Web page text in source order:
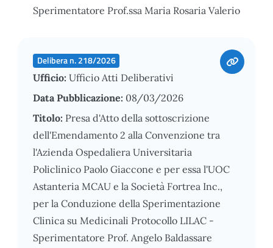
Sperimentatore Prof.ssa Maria Rosaria Valerio
Delibera n. 218/2026
Ufficio: Ufficio Atti Deliberativi
Data Pubblicazione: 08/03/2026
Titolo: Presa d'Atto della sottoscrizione
dell'Emendamento 2 alla Convenzione tra
l'Azienda Ospedaliera Universitaria
Policlinico Paolo Giaccone e per essa l'UOC
Astanteria MCAU e la Società Fortrea Inc.,
per la Conduzione della Sperimentazione
Clinica su Medicinali Protocollo LILAC -
Sperimentatore Prof. Angelo Baldassare